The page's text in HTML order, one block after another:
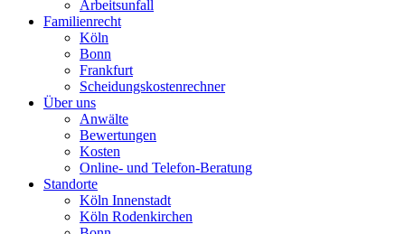
Arbeitsunfall
Familienrecht
Köln
Bonn
Frankfurt
Scheidungskostenrechner
Über uns
Anwälte
Bewertungen
Kosten
Online- und Telefon-Beratung
Standorte
Köln Innenstadt
Köln Rodenkirchen